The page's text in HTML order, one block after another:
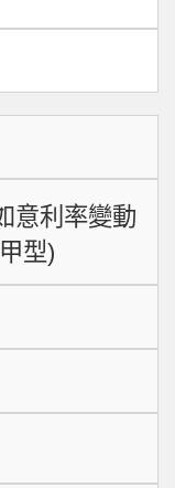
意利率變動
型)